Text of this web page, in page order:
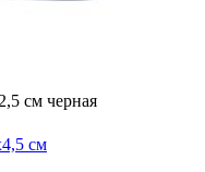
черная